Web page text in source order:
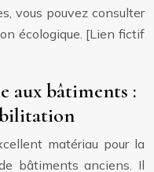
vous pouvez consulter
écologique. [Lien fictif
aux bâtiments :
matériau pour la
bâtiments anciens. Il